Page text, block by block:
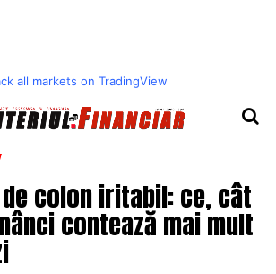
all markets on TradingView
colon iritabil: ce, cât
contează mai mult